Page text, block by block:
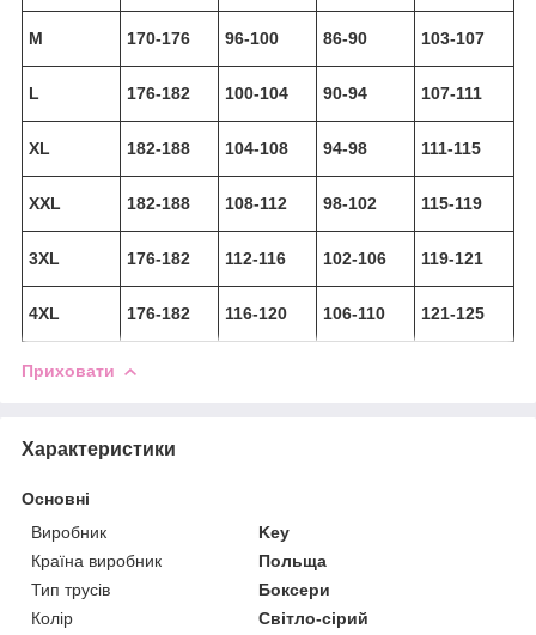
M 170-176 96-100 86-90 103-107
L 176-182 100-104 90-94 107-111
XL 182-188 104-108 94-98 111-115
XXL 182-188 108-112 98-102 115-119
3XL 176-182 112-116 102-106 119-121
4XL 176-182 116-120 106-110 121-125
Приховати
Характеристики
Основні
Виробник
Key
Країна виробник
Польща
Тип трусів
Боксери
Колір
Світло-сірий